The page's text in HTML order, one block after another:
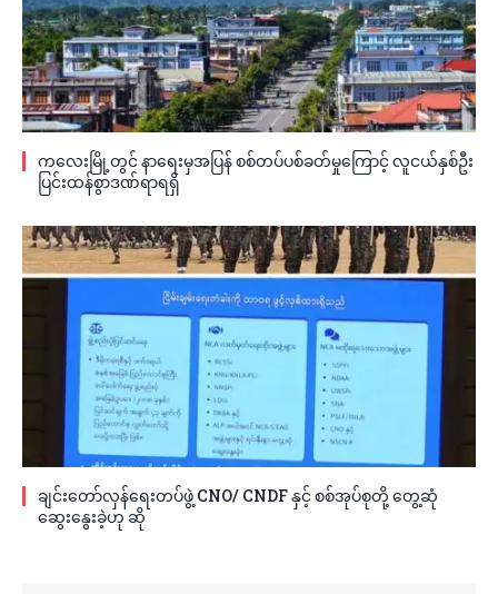
ကလေးမြို့တွင် နာရေးမှအပြန် စစ်တပ်ပစ်ခတ်မှုကြောင့် လူငယ်နှစ်ဦး
ပြင်းထန်စွာဒဏ်ရာရရှိ
ချင်းတော်လှန်ရေးတပ်ဖွဲ့ CNO/ CNDF နှင့် စစ်အုပ်စုတို့ တွေ့ဆုံ
ဆွေးနွေးခဲ့ဟု ဆို